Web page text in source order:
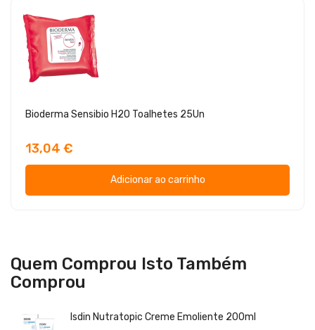
Bioderma Sensibio H2O Toalhetes 25Un
13,04 €
Adicionar ao carrinho
Quem Comprou Isto Também
Comprou
Isdin Nutratopic Creme Emoliente 200ml